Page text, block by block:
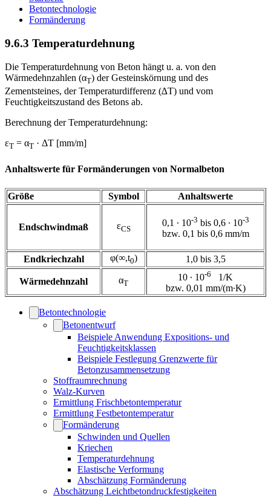
Betontechnologie
Formänderung
9.6.3 Temperaturdehnung
Die Temperaturdehnung von Beton hängt u. a. von den
Wärmedehnzahlen (αT) der Gesteinskörnung und des
Zementsteines, der Temperaturdifferenz (∆T) und vom
Feuchtigkeitszustand des Betons ab.
Berechnung der Temperaturdehnung:
εT = αT · ΔT [mm/m]
Anhaltswerte für Formänderungen von Normalbeton
Größe Symbol Anhaltswerte
Endschwindmaß εCS
0,1 ∙ 10-3 bis 0,6 ∙ 10-3
bzw. 0,1 bis 0,6 mm/m
Endkriechzahl φ(∞,t0) 1,0 bis 3,5
Wärmedehnzahl αT
10 ∙ 10-6
1/K
bzw. 0,01 mm/(m∙K)
Betontechnologie
Betonentwurf
Beispiele Anwendung Expositions- und
Feuchtigkeitsklassen
Beispiele Festlegung Grenzwerte für
Betonzusammensetzung
Stoffraumrechnung
Walz-Kurven
Ermittlung Frischbetontemperatur
Ermittlung Festbetontemperatur
Formänderung
Schwinden und Quellen
Kriechen
Temperaturdehnung
Elastische Verformung
Abschätzung Formänderung
Abschätzung Leichtbetondruckfestigkeiten